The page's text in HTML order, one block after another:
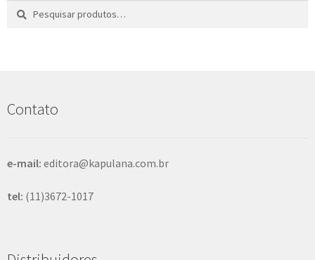
Pesquisar
a
Contato
e-mail: editora@kapulana.com.br
tel: (11)3672-1017